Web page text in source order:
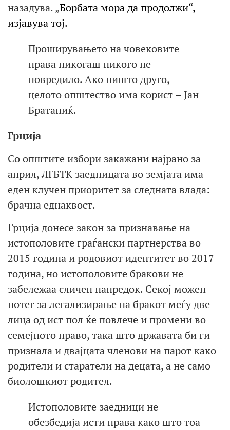
назадува. „Борбата мора да продолжи“,
изјавува тој.
Проширувањето на човековите
права никогаш никого не
повредило. Ако ништо друго,
целото општество има корист – Јан
Братаниќ.
Грција
Со општите избори закажани најрано за
април, ЛГБТК заедницата во земјата има
еден клучен приоритет за следната влада:
брачна еднаквост.
Грција донесе закон за признавање на
истополовите граѓански партнерства во
2015 година и родовиот идентитет во 2017
година, но истополовите бракови не
забележаа сличен напредок. Секој можен
потег за легализирање на бракот меѓу две
лица од ист пол ќе повлече и промени во
семејното право, така што државата би ги
признала и двајцата членови на парот како
родители и старатели на децата, а не само
биолошкиот родител.
Истополовите заедници не
обезбедија исти права како што тоа